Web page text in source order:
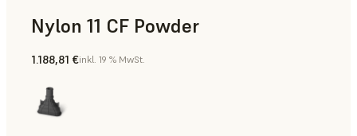
Nylon 11 CF Powder
Fertigungshilfsmittel, Rapid Tooling, Teile für die
1.188,81 €inkl. 19 % MwSt.